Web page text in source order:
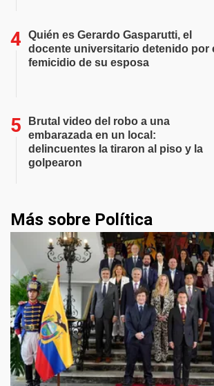
Quién es Gerardo Gasparutti, el
docente universitario detenido por
femicidio de su esposa
Brutal video del robo a una
embarazada en un local:
delincuentes la tiraron al piso y la
golpearon
Más sobre Política